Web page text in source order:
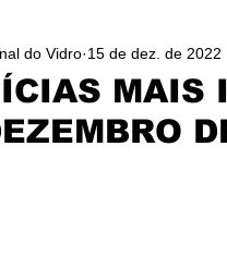
MAIS
do Vidro 15 de dez. de 2022